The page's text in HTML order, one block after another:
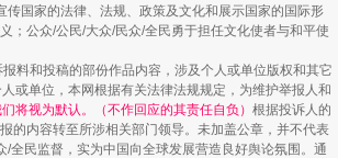
用生命托举生命
传国家的法律、法规、政策及文化和展示国家的国际形
；公众/公民/大众/民众/全民勇于担任文化使者与和平使
料和投稿的部份作品内容，涉及个人或单位版权和其它
或单位，本网根据有关法律法规规定，为维护举报人和
将视为默认。（不作回应的其责任自负） 根据投诉人的
的内容转至所涉相关部门领导。未加盖公章，并不代表
/全民监督，实为中国向全球发展营造良好舆论氛围。通